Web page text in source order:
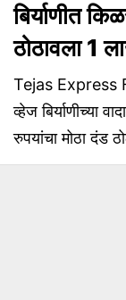
बिर्याणीत
ठोठावला 1
Tejas Express
व्हेज बिर्याणीच्या
रुपयांचा मोठा दंड